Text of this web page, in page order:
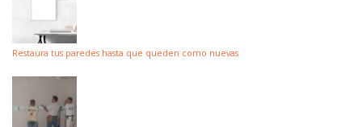
Restaura tus paredes hasta que queden como nuevas